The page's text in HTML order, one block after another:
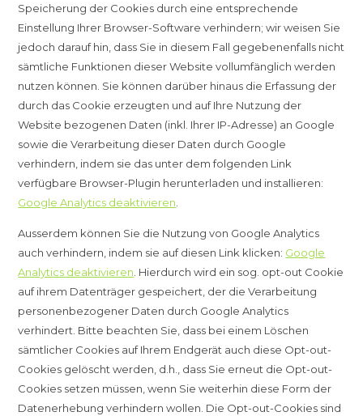
Speicherung der Cookies durch eine entsprechende
Einstellung Ihrer Browser-Software verhindern; wir weisen Sie
jedoch darauf hin, dass Sie in diesem Fall gegebenenfalls nicht
sämtliche Funktionen dieser Website vollumfänglich werden
nutzen können. Sie können darüber hinaus die Erfassung der
durch das Cookie erzeugten und auf Ihre Nutzung der
Website bezogenen Daten (inkl. Ihrer IP-Adresse) an Google
sowie die Verarbeitung dieser Daten durch Google
verhindern, indem sie das unter dem folgenden Link
verfügbare Browser-Plugin herunterladen und installieren:
Google Analytics deaktivieren
Ausserdem können Sie die Nutzung von Google Analytics
auch verhindern, indem sie auf diesen Link klicken: Google
Analytics deaktivieren . Hierdurch wird ein sog. opt-out Cookie
auf ihrem Datenträger gespeichert, der die Verarbeitung
personenbezogener Daten durch Google Analytics
verhindert. Bitte beachten Sie, dass bei einem Löschen
sämtlicher Cookies auf Ihrem Endgerät auch diese Opt-out-
Cookies gelöscht werden, d.h., dass Sie erneut die Opt-out-
Cookies setzen müssen, wenn Sie weiterhin diese Form der
Datenerhebung verhindern wollen. Die Opt-out-Cookies sind